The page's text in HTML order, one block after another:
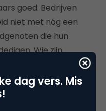
goed. Bedrijven
niet met nóg een
die hun
Wie zijn
én steun weet
sterker in het
vertrouwen van de
dag vers. Mis